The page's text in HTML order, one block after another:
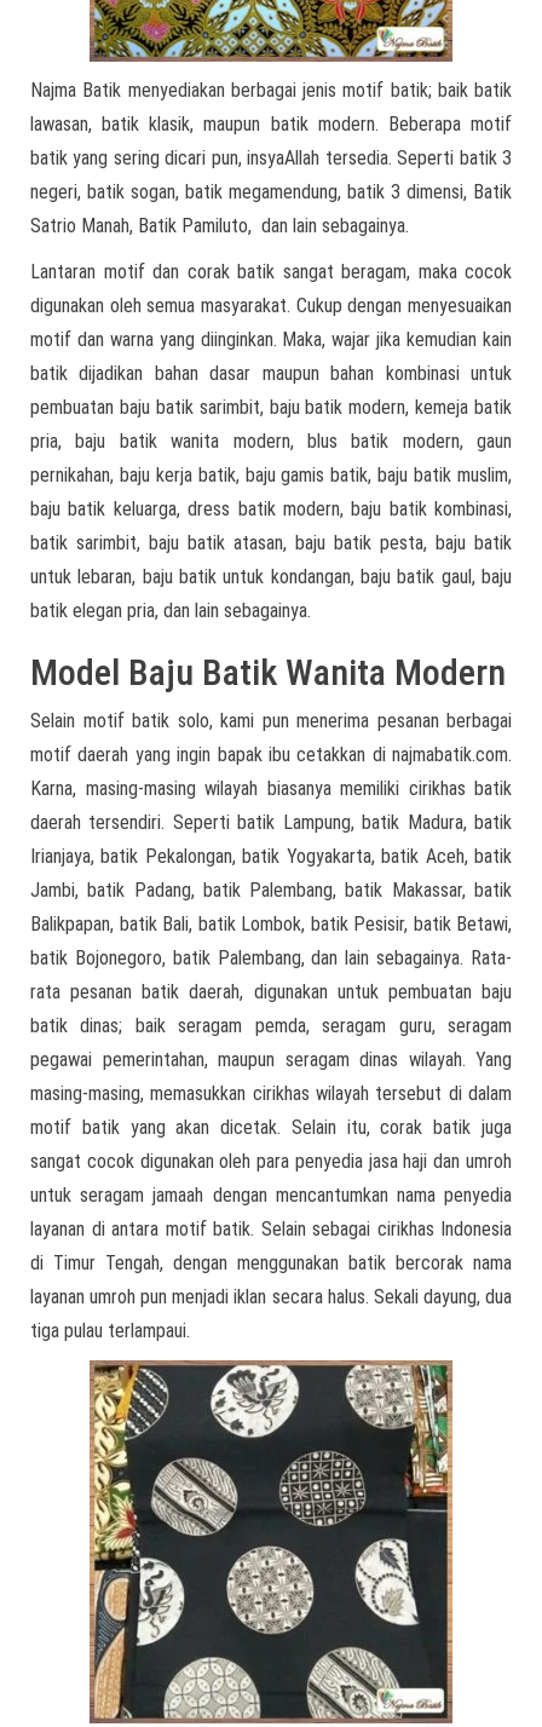
Najma Batik menyediakan berbagai jenis motif batik; baik batik
lawasan, batik klasik, maupun batik modern. Beberapa motif
batik yang sering dicari pun, insyaAllah tersedia. Seperti batik 3
negeri, batik sogan, batik megamendung, batik 3 dimensi, Batik
Satrio Manah, Batik Pamiluto, dan lain sebagainya.
Lantaran motif dan corak batik sangat beragam, maka cocok
digunakan oleh semua masyarakat. Cukup dengan menyesuaikan
motif dan warna yang diinginkan. Maka, wajar jika kemudian kain
batik dijadikan bahan dasar maupun bahan kombinasi untuk
pembuatan baju batik sarimbit, baju batik modern, kemeja batik
pria, baju batik wanita modern, blus batik modern, gaun
pernikahan, baju kerja batik, baju gamis batik, baju batik muslim,
baju batik keluarga, dress batik modern, baju batik kombinasi,
batik sarimbit, baju batik atasan, baju batik pesta, baju batik
untuk lebaran, baju batik untuk kondangan, baju batik gaul, baju
batik elegan pria, dan lain sebagainya.
Model Baju Batik Wanita Modern
Selain motif batik solo, kami pun menerima pesanan berbagai
motif daerah yang ingin bapak ibu cetakkan di najmabatik.com.
Karna, masing-masing wilayah biasanya memiliki cirikhas batik
daerah tersendiri. Seperti batik Lampung, batik Madura, batik
Irianjaya, batik Pekalongan, batik Yogyakarta, batik Aceh, batik
Jambi, batik Padang, batik Palembang, batik Makassar, batik
Balikpapan, batik Bali, batik Lombok, batik Pesisir, batik Betawi,
batik Bojonegoro, batik Palembang, dan lain sebagainya. Rata-
rata pesanan batik daerah, digunakan untuk pembuatan baju
batik dinas; baik seragam pemda, seragam guru, seragam
pegawai pemerintahan, maupun seragam dinas wilayah. Yang
masing-masing, memasukkan cirikhas wilayah tersebut di dalam
motif batik yang akan dicetak. Selain itu, corak batik juga
sangat cocok digunakan oleh para penyedia jasa haji dan umroh
untuk seragam jamaah dengan mencantumkan nama penyedia
layanan di antara motif batik. Selain sebagai cirikhas Indonesia
di Timur Tengah, dengan menggunakan batik bercorak nama
layanan umroh pun menjadi iklan secara halus. Sekali dayung, dua
tiga pulau terlampaui.